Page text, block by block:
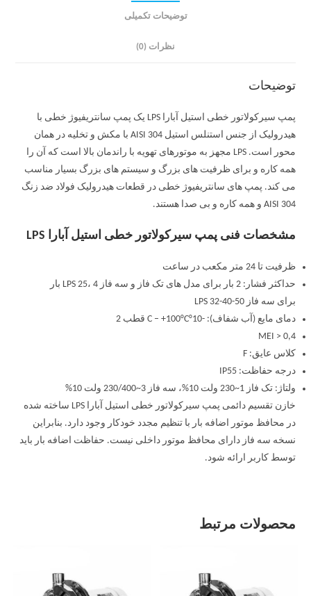
توضیحات تکمیلی
نظرات (0)
توضیحات
پمپ سیرکولاتور خطی استیل آبارا LPS یک پمپ سانتریفیوژ خطی با
هیدرولیک از جنس استنلس استیل AISI 304 با مکش و تخلیه در همان
محور است. LPS مجهز به موتورهای تهویه با راندمان بالا است که آن را
همه کاره و برای ظرفیت های بزرگ و سیستم های بزرگ بسیار مناسب
می کند. پمپ های سانتریفیوژ خطی در قطعات هیدرولیک فولاد ضد زنگ
AISI 304 و همه کاره و بی صدا هستند.
مشخصات فنی پمپ سیرکولاتور خطی استیل آبارا LPS
ظرفیت تا 24 متر مکعب در ساعت
حداکثر فشار: 2 بار برای مدل های تک فاز و سه فاز LPS 25، 4 بار
برای سه فاز LPS 32-40-50
دمای مایع (آب شفاف): -10°C – +100°C قطب 2
MEI > 0,4
کلاس عایق: F
درجه حفاظت: IP55
ولتاژ: تک فاز 1~230 ولت 10%، سه فاز 3~230/400 ولت 10%
خازن تقسیم دائمی پمپ سیرکولاتور خطی استیل آبارا LPS ساخته شده
در محافظ موتور اضافه بار با تنظیم مجدد خودکار وجود دارد. بنابراین
نسخه سه فاز دارای محافظ موتور داخلی نیست. حفاظت اضافه بار باید
توسط کاربر ارائه شود.
محصولات مرتبط